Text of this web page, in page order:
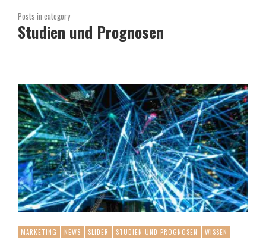
Posts in category
Studien und Prognosen
MARKETING NEWS SLIDER STUDIEN UND PROGNOSEN WISSEN